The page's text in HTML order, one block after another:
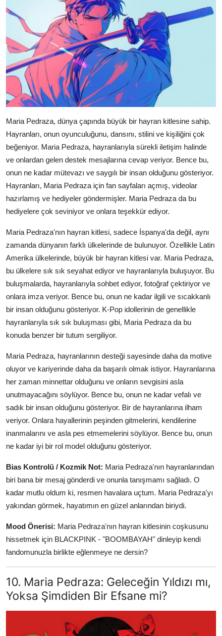
Maria Pedraza, dünya çapında büyük bir hayran kitlesine sahip.
Hayranları, onun oyunculuğunu, dansını, stilini ve kişiliğini çok
beğeniyor. Maria Pedraza, hayranlarıyla sürekli iletişim halinde
ve onlardan gelen destek mesajlarına cevap veriyor. Bence bu,
onun ne kadar mütevazı ve saygılı bir insan olduğunu gösteriyor.
Hayranları, Maria Pedraza için fan sayfaları açmış, videolar
hazırlamış ve hediyeler göndermişler. Maria Pedraza da bu
hediyelere çok seviniyor ve onlara teşekkür ediyor.
Maria Pedraza'nın hayran kitlesi, sadece İspanya'da değil, aynı
zamanda dünyanın farklı ülkelerinde de bulunuyor. Özellikle Latin
Amerika ülkelerinde, büyük bir hayran kitlesi var. Maria Pedraza,
bu ülkelere sık sık seyahat ediyor ve hayranlarıyla buluşuyor. Bu
buluşmalarda, hayranlarıyla sohbet ediyor, fotoğraf çektiriyor ve
onlara imza veriyor. Bence bu, onun ne kadar ilgili ve sıcakkanlı
bir insan olduğunu gösteriyor. K-Pop idollerinin de genellikle
hayranlarıyla sık sık buluşması gibi, Maria Pedraza da bu
konuda benzer bir tutum sergiliyor.
Maria Pedraza, hayranlarının desteği sayesinde daha da motive
oluyor ve kariyerinde daha da başarılı olmak istiyor. Hayranlarına
her zaman minnettar olduğunu ve onların sevgisini asla
unutmayacağını söylüyor. Bence bu, onun ne kadar vefalı ve
sadık bir insan olduğunu gösteriyor. Bir de hayranlarına ilham
veriyor. Onlara hayallerinin peşinden gitmelerini, kendilerine
inanmalarını ve asla pes etmemelerini söylüyor. Bence bu, onun
ne kadar iyi bir rol model olduğunu gösteriyor.
Bias Kontrolü / Kozmik Not: Maria Pedraza'nın hayranlarından
biri bana bir mesaj gönderdi ve onunla tanışmamı sağladı. O
kadar mutlu oldum ki, resmen havalara uçtum. Maria Pedraza'yı
yakından görmek, hayatımın en güzel anlarından biriydi.
Mood Önerisi: Maria Pedraza'nın hayran kitlesinin coşkusunu
hissetmek için BLACKPINK - "BOOMBAYAH" dinleyip kendi
fandomunuzla birlikte eğlenmeye ne dersin?
10. Maria Pedraza: Geleceğin Yıldızı mı,
Yoksa Şimdiden Bir Efsane mi?